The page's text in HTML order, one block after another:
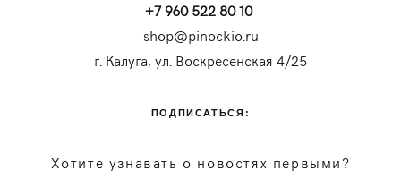
+7 960 522 80 10
shop@pinockio.ru
г. Калуга, ул. Воскресенская 4/25
ПОДПИСАТЬСЯ:
Хотите узнавать о новостях первыми?